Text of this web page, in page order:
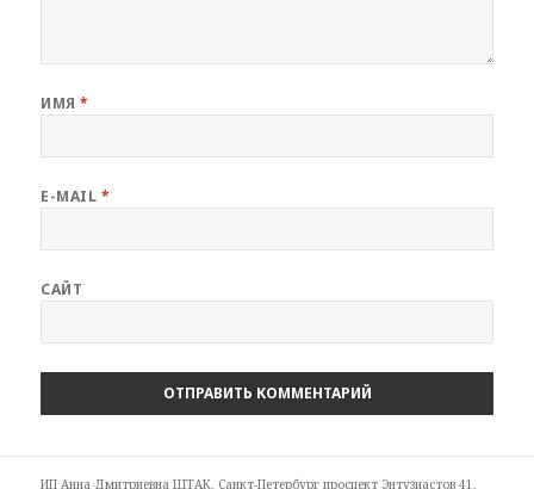
ИМЯ*
E-MAIL *
САЙТ
ИП Анна Дмитриевна ШТАК, Санкт-Петербург проспект Энтузиастов 41,